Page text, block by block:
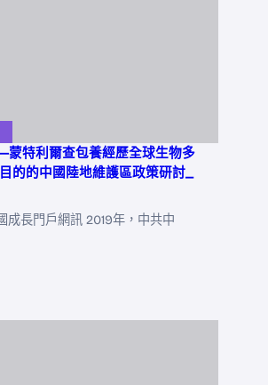
蒙特利爾查包養經歷全球生物多
的的中國陸地維護區政策研討_
成長門戶網訊 2019年，中共中